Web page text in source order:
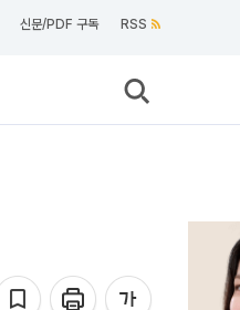
신문/PDF 구독 RSS